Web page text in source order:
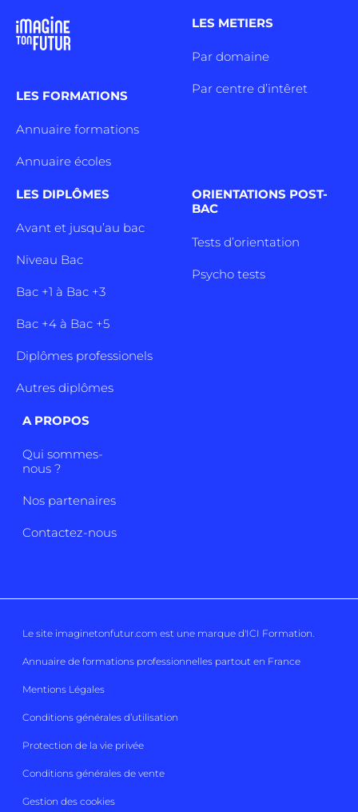
LES FORMATIONS
Annuaire formations
Annuaire écoles
LES METIERS
Par domaine
Par centre d’intêret
LES DIPLÔMES
Avant et jusqu’au bac
Niveau Bac
Bac +1 à Bac +3
Bac +4 à Bac +5
Diplômes professionels
Autres diplômes
ORIENTATIONS POST-
BAC
Tests d’orientation
Psycho tests
A PROPOS
Qui sommes-
nous ?
Nos partenaires
Contactez-nous
Le site imaginetonfutur.com est une marque d'ICI Formation
Annuaire de formations professionnelles partout en France
Mentions Légales
Conditions générales d’utilisation
Protection de la vie privée
Conditions générales de vente
Gestion des cookies